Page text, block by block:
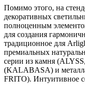
Помимо этого, на
декоративных
полноценным
для создания
традиционное для
премиальных
серии из камня
(KALABASA) и
FRITO). Интуитивное